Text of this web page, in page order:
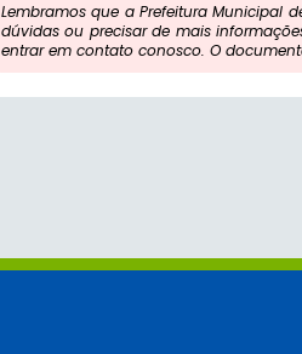
Lembramos que a Prefeitura Municipal
dúvidas ou precisar de mais
entrar em contato conosco. O